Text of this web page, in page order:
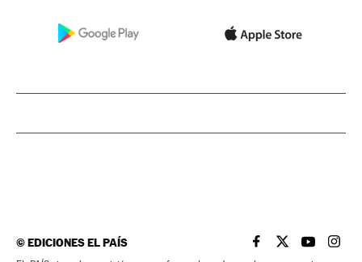
©EDICIONES EL PAÍS EL PAÍS BRASIL EN
EL PAÍSEL PAÍS
EL